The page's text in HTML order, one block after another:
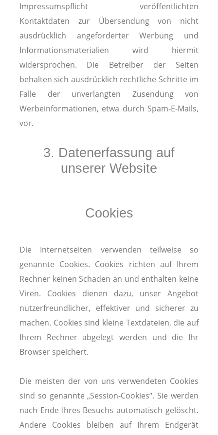
Impressumspflicht veröffentlichten
Kontaktdaten zur Übersendung von nicht
ausdrücklich angeforderter Werbung und
Informationsmaterialien wird hiermit
widersprochen. Die Betreiber der Seiten
behalten sich ausdrücklich rechtliche Schritte im
Falle der unverlangten Zusendung von
Werbeinformationen, etwa durch Spam-E-Mails,
vor.
3. Datenerfassung auf
unserer Website
Cookies
Die Internetseiten verwenden teilweise so
genannte Cookies. Cookies richten auf Ihrem
Rechner keinen Schaden an und enthalten keine
Viren. Cookies dienen dazu, unser Angebot
nutzerfreundlicher, effektiver und sicherer zu
machen. Cookies sind kleine Textdateien, die auf
Ihrem Rechner abgelegt werden und die Ihr
Browser speichert.
Die meisten der von uns verwendeten Cookies
sind so genannte „Session-Cookies“. Sie werden
nach Ende Ihres Besuchs automatisch gelöscht.
Andere Cookies bleiben auf Ihrem Endgerät